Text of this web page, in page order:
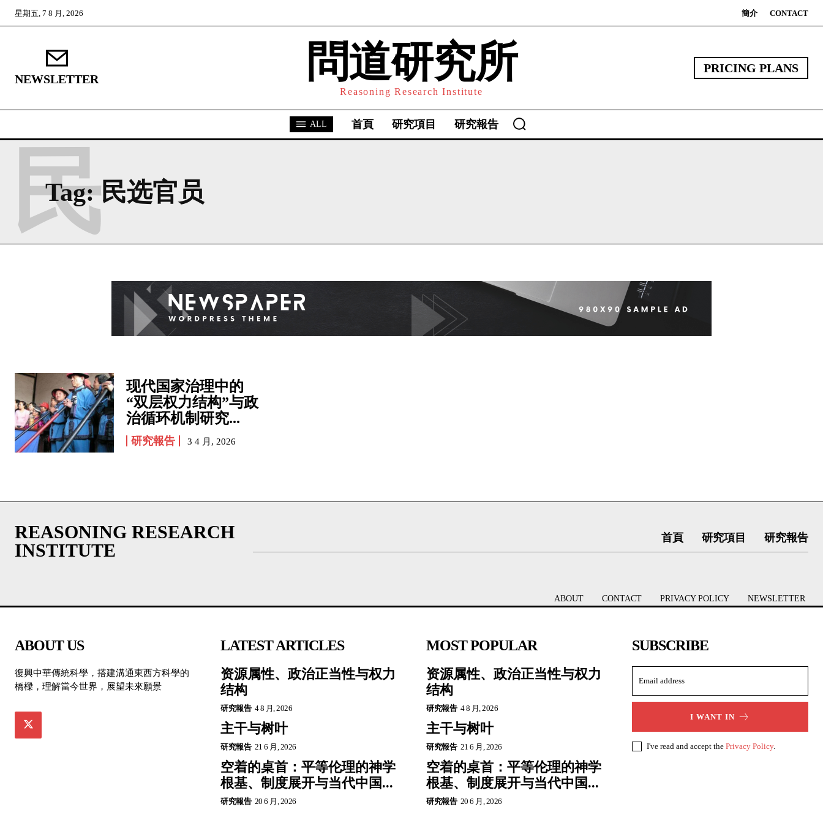
I WANT IN
I've read and accept thePrivacy Policy.
星期五, 7 8 月, 2026 簡介 CONTACT
NEWSLETTER 問道研究所
Reasoning Research Institute
PRICING PLANS
ALL 首頁 研究項目 研究報告
Tag:民选官员
民
现代国家治理中的
“双层权力结构”与政
治循环机制研究...
研究報告 3 4 月, 2026
REASONING RESEARCH
INSTITUTE
首頁 研究項目 研究報告
ABOUT CONTACT PRIVACY POLICY NEWSLETTER
ABOUT US
復興中華傳統科學，搭建溝通東西方科學的
橋樑，理解當今世界，展望未來願景
LATEST ARTICLES
资源属性、政治正当性与权力
结构
研究報告 4 8 月, 2026
主干与树叶
研究報告 21 6 月, 2026
空着的桌首：平等伦理的神学
根基、制度展开与当代中国...
研究報告 20 6 月, 2026
MOST POPULAR
资源属性、政治正当性与权力
结构
研究報告 4 8 月, 2026
主干与树叶
研究報告 21 6 月, 2026
空着的桌首：平等伦理的神学
根基、制度展开与当代中国...
研究報告 20 6 月, 2026
SUBSCRIBE
I WANT IN
I've read and accept the Privacy Policy.